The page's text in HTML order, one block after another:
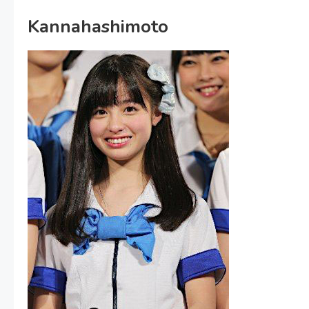
Kannahashimoto